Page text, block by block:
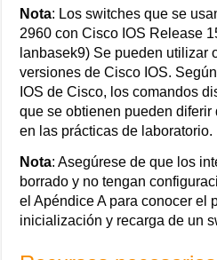
Nota: Los switches que se
2960 con Cisco IOS Release
lanbasek9) Se pueden utilizar
versiones de Cisco IOS.
IOS de Cisco, los comandos
que se obtienen pueden diferir
en las prácticas de laboratorio.
Nota: Asegúrese de que los
borrado y no tengan
el Apéndice A para conocer el
inicialización y recarga de un